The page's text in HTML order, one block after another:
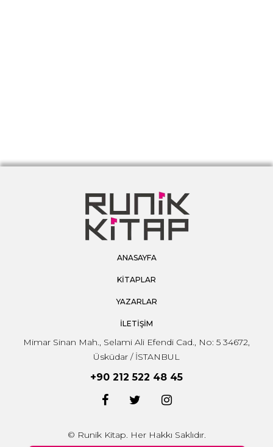
ANASAYFA
KİTAPLAR
YAZARLAR
İLETİŞİM
Mimar Sinan Mah., Selami Ali Efendi Cad., No: 5 34672,
Üsküdar / İSTANBUL
+90 212 522 48 45
© Runik Kitap. Her Hakkı Saklıdır.